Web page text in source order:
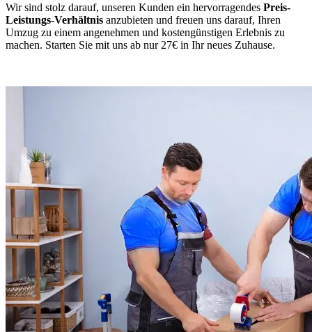
Wir sind stolz darauf, unseren Kunden ein hervorragendes Preis-
Leistungs-Verhältnis anzubieten und freuen uns darauf, Ihren
Umzug zu einem angenehmen und kostengünstigen Erlebnis zu
machen. Starten Sie mit uns ab nur 27€ in Ihr neues Zuhause.